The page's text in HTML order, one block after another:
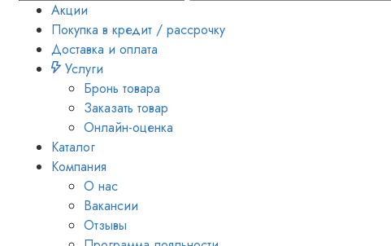
Акции
Покупка в кредит / рассрочку
Доставка и оплата
Услуги
Бронь товара
Заказать товар
Онлайн-оценка
Каталог
Компания
О нас
Вакансии
Отзывы